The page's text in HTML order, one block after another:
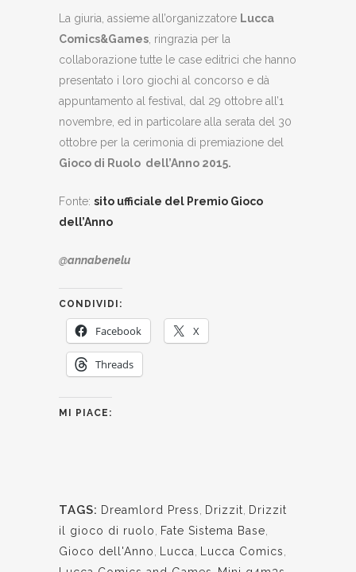
La giuria, assieme all’organizzatore Lucca
Comics&Games , ringrazia per la
collaborazione tutte le case editrici che hanno
presentato i loro giochi al concorso e dà
appuntamento al festival, dal 29 ottobre all’1
novembre, ed in particolare alla serata del 30
ottobre per la cerimonia di premiazione del
Gioco di Ruolo dell’Anno 2015.
Fonte: sito ufficiale del Premio Gioco
dell’Anno
@annabenelu
CONDIVIDI:
Facebook X
Threads
MI PIACE:
TAGS: Dreamlord Press Drizzit
Drizzit
il gioco di ruolo
Fate Sistema Base
Gioco dell'Anno
Lucca Lucca Comics